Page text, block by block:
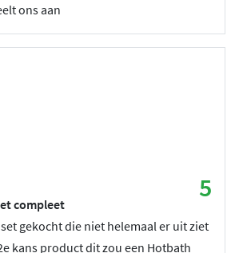
ons aan
5
compleet
gekocht die niet helemaal er uit ziet
kans product dit zou een Hotbath